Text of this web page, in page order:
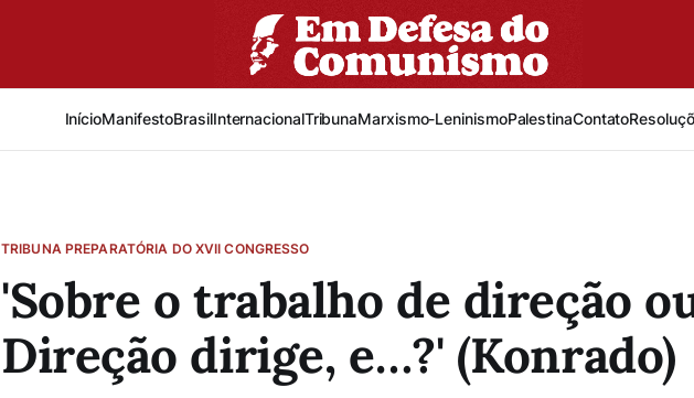
InícioManifestoBrasilInternacionalTribunaMarxismo-LeninismoPalestinaContato
TRIBUNA PREPARATÓRIA DO XVII CONGRESSO
'Sobre o trabalho de direção
Direção dirige, e…?' (Konrado)